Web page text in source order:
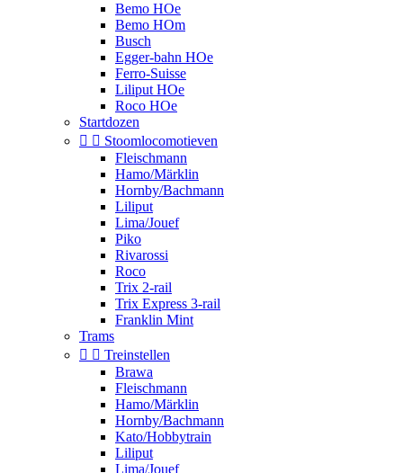
Bemo HOe
Bemo HOm
Busch
Egger-bahn HOe
Ferro-Suisse
Liliput HOe
Roco HOe
Startdozen
  Stoomlocomotieven
Fleischmann
Hamo/Märklin
Hornby/Bachmann
Liliput
Lima/Jouef
Piko
Rivarossi
Roco
Trix 2-rail
Trix Express 3-rail
Franklin Mint
Trams
  Treinstellen
Brawa
Fleischmann
Hamo/Märklin
Hornby/Bachmann
Kato/Hobbytrain
Liliput
Lima/Jouef